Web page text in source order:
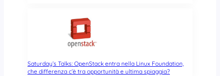
Saturday’s Talks: OpenStack entra nella Linux Foundation,
che differenza c’è tra opportunità e ultima spiaggia?